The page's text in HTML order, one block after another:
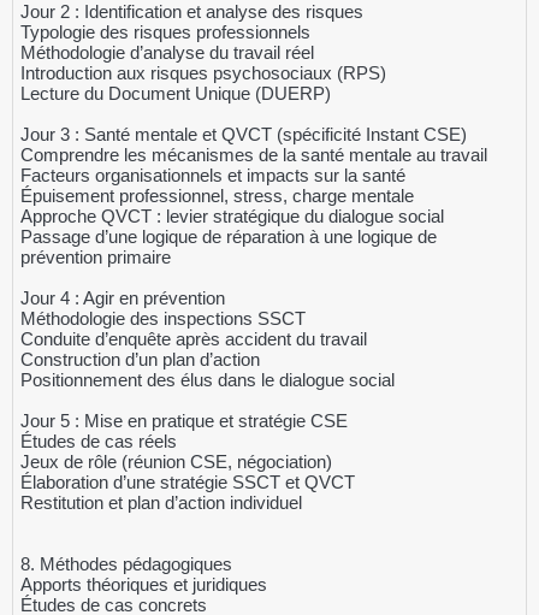
Jour 2 : Identification et analyse des risques
Typologie des risques professionnels
Méthodologie d’analyse du travail réel
Introduction aux risques psychosociaux (RPS)
Lecture du Document Unique (DUERP)
Jour 3 : Santé mentale et QVCT (spécificité Instant CSE)
Comprendre les mécanismes de la santé mentale au travail
Facteurs organisationnels et impacts sur la santé
Épuisement professionnel, stress, charge mentale
Approche QVCT : levier stratégique du dialogue social
Passage d’une logique de réparation à une logique de
prévention primaire
Jour 4 : Agir en prévention
Méthodologie des inspections SSCT
Conduite d’enquête après accident du travail
Construction d’un plan d’action
Positionnement des élus dans le dialogue social
Jour 5 : Mise en pratique et stratégie CSE
Études de cas réels
Jeux de rôle (réunion CSE, négociation)
Élaboration d’une stratégie SSCT et QVCT
Restitution et plan d’action individuel
8. Méthodes pédagogiques
Apports théoriques et juridiques
Études de cas concrets